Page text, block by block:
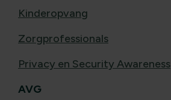
Kinderopvang
Zorgprofessionals
Privacy en Security Awareness
AVG